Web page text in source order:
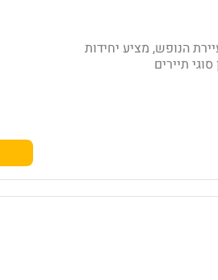
הנופש, מציע יחידות
תיירים